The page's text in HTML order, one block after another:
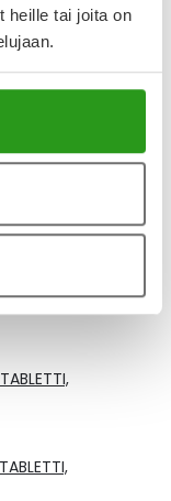
heille tai joita on